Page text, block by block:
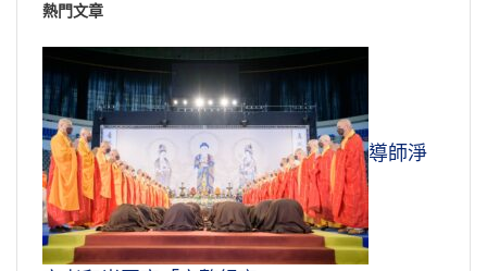
熱門文章
導師淨